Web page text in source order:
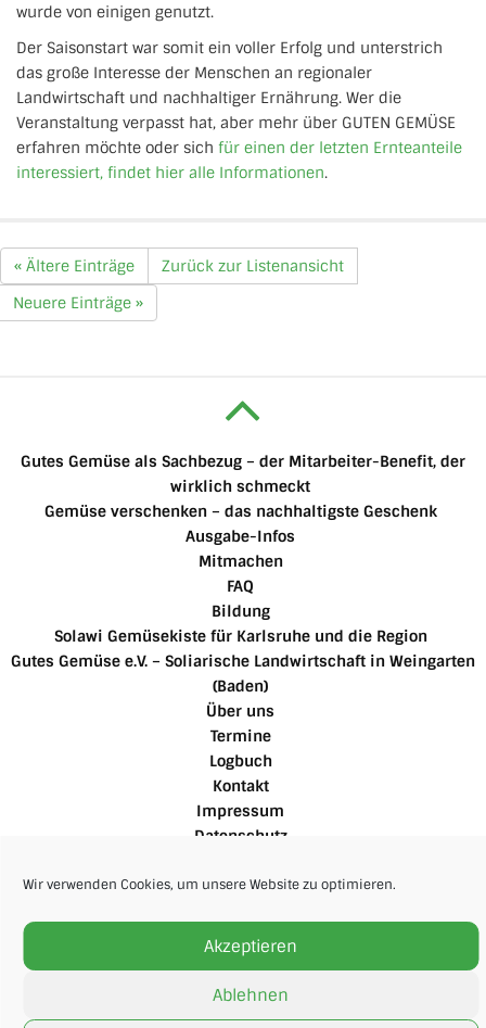
Wir verwenden Cookies, um unsere Website zu optimieren.
Akzeptieren
Ablehnen
wurde von einigen genutzt.
Der Saisonstart war somit ein voller Erfolg und unterstrich
das große Interesse der Menschen an regionaler
Landwirtschaft und nachhaltiger Ernährung. Wer die
Veranstaltung verpasst hat, aber mehr über GUTEN GEMÜSE
erfahren möchte oder sich für einen der letzten Ernteanteile
interessiert, findet hier alle Informationen.
« Ältere Einträge
Zurück zur Listenansicht
Neuere Einträge »
Gutes Gemüse als Sachbezug – der Mitarbeiter-Benefit, der
wirklich schmeckt
Gemüse verschenken – das nachhaltigste Geschenk
Ausgabe-Infos
Mitmachen
FAQ
Bildung
Solawi Gemüsekiste für Karlsruhe und die Region
Gutes Gemüse e.V. – Soliarische Landwirtschaft in Weingarten
(Baden)
Über uns
Termine
Logbuch
Kontakt
Impressum
Datenschutz
Für Mitglieder